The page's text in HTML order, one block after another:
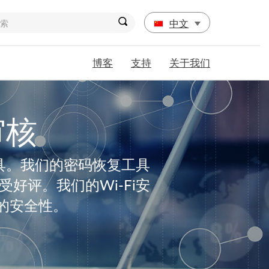
中文
博客 支持 关于我们
我们的密码恢复工具
好评。我们的Wi-Fi安
安全性。